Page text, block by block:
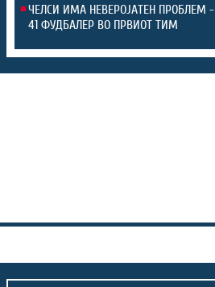
ЧЕЛСИ ИМА НЕВЕРОЈАТЕН ПРОБЛЕМ -
41 ФУДБАЛЕР ВО ПРВИОТ ТИМ